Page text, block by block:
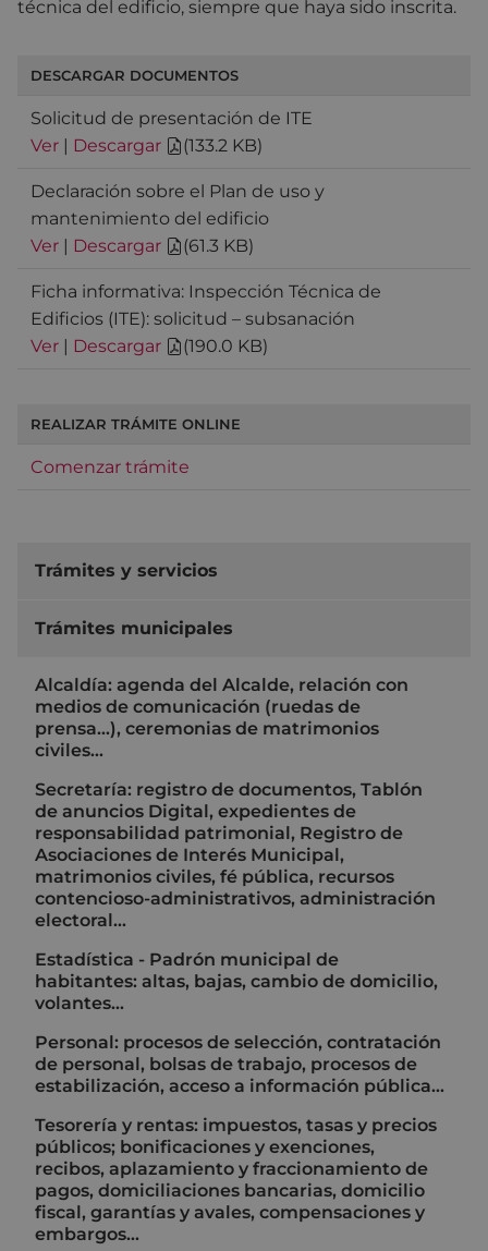
técnica del edificio, siempre que haya sido inscrita.
DESCARGAR DOCUMENTOS
Solicitud de presentación de ITE
Ver | Descargar (133.2 KB)
Declaración sobre el Plan de uso y
mantenimiento del edificio
Ver | Descargar (61.3 KB)
Ficha informativa: Inspección Técnica de
Edificios (ITE): solicitud – subsanación
Ver | Descargar (190.0 KB)
REALIZAR TRÁMITE ONLINE
Comenzar trámite
Trámites y servicios
Trámites municipales
Alcaldía: agenda del Alcalde, relación con
medios de comunicación (ruedas de
prensa…), ceremonias de matrimonios
civiles…
Secretaría: registro de documentos, Tablón
de anuncios Digital, expedientes de
responsabilidad patrimonial, Registro de
Asociaciones de Interés Municipal,
matrimonios civiles, fé pública, recursos
contencioso-administrativos, administración
electoral…
Estadística - Padrón municipal de
habitantes: altas, bajas, cambio de domicilio,
volantes...
Personal: procesos de selección, contratación
de personal, bolsas de trabajo, procesos de
estabilización, acceso a información pública…
Tesorería y rentas: impuestos, tasas y precios
públicos; bonificaciones y exenciones,
recibos, aplazamiento y fraccionamiento de
pagos, domiciliaciones bancarias, domicilio
fiscal, garantías y avales, compensaciones y
embargos…